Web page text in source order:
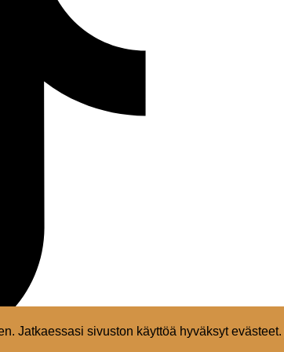
Jatkaessasi sivuston käyttöä hyväksyt evästeet.